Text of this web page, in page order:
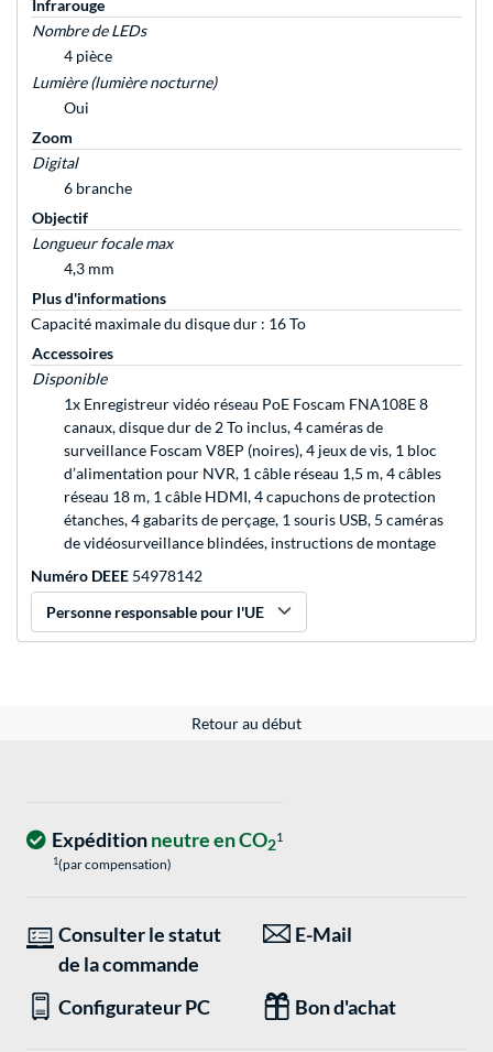
Infrarouge
Nombre de LEDs
4 pièce
Lumière (lumière nocturne)
Oui
Zoom
Digital
6 branche
Objectif
Longueur focale max
4,3 mm
Plus d'informations
Capacité maximale du disque dur : 16 To
Accessoires
Disponible
1x Enregistreur vidéo réseau PoE Foscam FNA108E 8
canaux, disque dur de 2 To inclus, 4 caméras de
surveillance Foscam V8EP (noires), 4 jeux de vis, 1 bloc
d’alimentation pour NVR, 1 câble réseau 1,5 m, 4 câbles
réseau 18 m, 1 câble HDMI, 4 capuchons de protection
étanches, 4 gabarits de perçage, 1 souris USB, 5 caméras
de vidéosurveillance blindées, instructions de montage
Numéro DEEE 54978142
Personne responsable pour l'UE
Retour au début
Expéditionneutre en CO21
1(par compensation)
Consulter le statut
de la commande
E-Mail
Configurateur PC Bon d'achat